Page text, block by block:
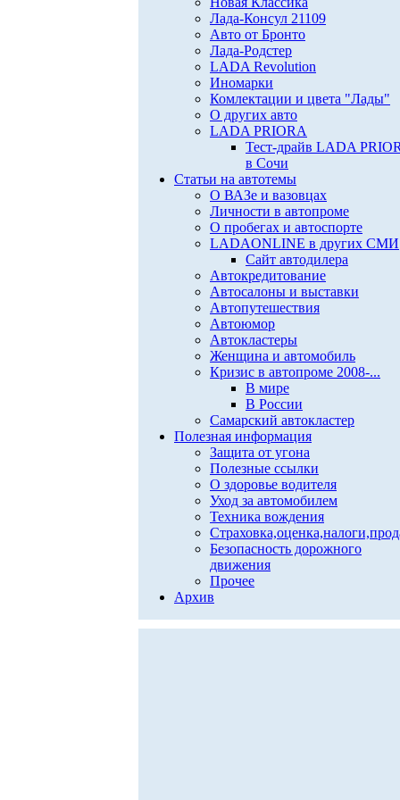
Лада-Консул 21109
Авто от Бронто
Лада-Родстер
LADA Revolution
Иномарки
Комлектации и цвета "Лады"
О других авто
LADA PRIORA
Тест-драйв LADA
в Сочи
Статьи на автотемы
О ВАЗе и вазовцах
Личности в автопроме
О пробегах и автоспорте
LADAONLINE в других СМИ
Сайт автодилера
Автокредитование
Автосалоны и выставки
Автопутешествия
Автоюмор
Автокластеры
Женщина и автомобиль
Кризис в автопроме 2008-...
В мире
В России
Самарский автокластер
Полезная информация
Защита от угона
Полезные ссылки
О здоровье водителя
Уход за автомобилем
Техника вождения
Безопасность дорожного
движения
Прочее
Архив